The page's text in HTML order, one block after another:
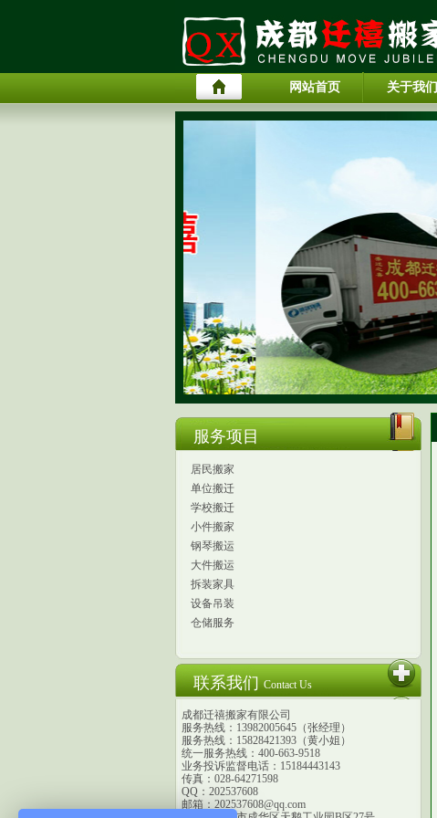
网站首页 关于我们
服务项目
居民搬家
单位搬迁
学校搬迁
小件搬家
钢琴搬运
大件搬运
拆装家具
设备吊装
仓储服务
联系我们Contact Us
成都迁禧搬家有限公司
服务热线：13982005645（张经理）
服务热线：15828421393（黄小姐）
统一服务热线：400-663-9518
业务投诉监督电话：15184443143
传真：028-64271598
QQ：202537608
邮箱：202537608@qq.com